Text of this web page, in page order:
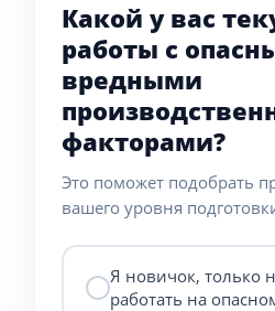
Какой у вас
работы с
вредными
факторами?
Это поможет подобрать
вашего уровня
Я новичок, только
работать на